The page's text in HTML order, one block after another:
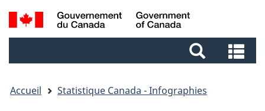
Aller
au
Aller
au
Passer
à
Recherche
et
et
Accueil Statistique Canada - Infographies